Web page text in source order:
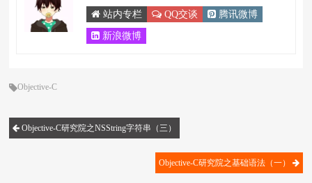
站内专栏 QQ交谈 腾讯微博
新浪微博
Objective-C
Objective-C研究院之NSString字符串（三）
Objective-C研究院之基础语法（一）